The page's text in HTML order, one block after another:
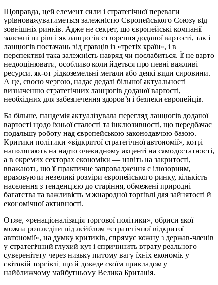
Щоправда, цей елемент сили і стратегічної переваги
урівноважуватиметься залежністю Європейського Союзу від
зовнішніх ринків. Адже не секрет, що європейські компанії
залежні на рівні як ланцюгів створення доданої вартості, так і
ланцюгів постачань від гравців із «третіх країн», і в
перспективі така залежність навряд чи послабиться. Її не варто
недооцінювати, особливо коли йдеться про певні важливі
ресурси, як-от рідкоземельні метали або деякі види сировини.
А це, своєю чергою, надає дедалі більшої актуальності
визначенню стратегічних ланцюгів доданої вартості,
необхідних для забезпечення здоров’я і безпеки європейців.
Ба більше, пандемія актуалізувала перегляд ланцюгів доданої
вартості щодо їхньої сталості та інклюзивності, що передбачає
подальшу роботу над європейською законодавчою базою.
Критики політики «відкритої стратегічної автономії», котрі
наполягають на надто очевидному акценті на самодостатності,
а в окремих секторах економіки — навіть на закритості,
вважають, що її практичне запровадження є ілюзорним,
враховуючи невеликі розміри європейського ринку, кількість
населення з тенденцією до старіння, обмежені природні
багатства та важливість міжнародної торгівлі для зайнятості й
економічної активності.
Отже, «ренаціоналізація торгової політики», обриси якої
можна розгледіти під лейблом «стратегічної відкритої
автономії», на думку критиків, спрямує кожну з держав-членів
у стратегічний глухий кут і спричинить втрату реального
суверенітету через низьку питому вагу їхніх економік у
світовій торгівлі, що й доведе своїм прикладом у
найближчому майбутньому Велика Британія.